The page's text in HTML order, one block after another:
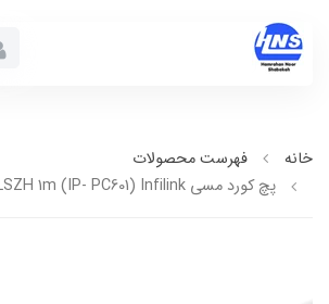
خانه
فهرست محصولات
پچ كورد مسي Cat6 UTP LSZH 1m (IP- PC601) Infilink